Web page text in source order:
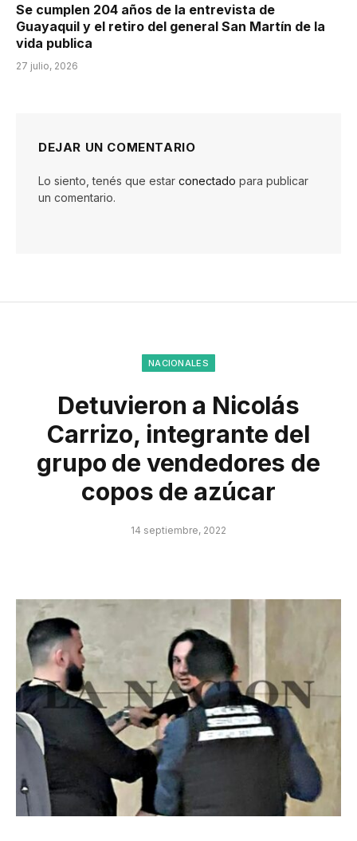
Se cumplen 204 años de la entrevista de
Guayaquil y el retiro del general San Martín de la
vida publica
27 julio, 2026
DEJAR UN COMENTARIO
Lo siento, tenés que estar conectado para publicar
un comentario.
NACIONALES
Detuvieron a Nicolás
Carrizo, integrante del
grupo de vendedores de
copos de azúcar
14 septiembre, 2022